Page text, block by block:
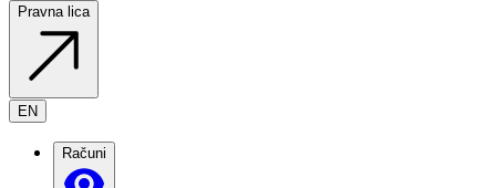
Pravna lica
EN
Računi